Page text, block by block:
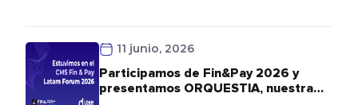
Transferencia (CCT), una iniciativa
impulsada por la Comunicación «A» 8406
del BCRA que establece una nueva
11 junio, 2026
Participamos de Fin&Pay 2026 y
presentamos ORQUESTIA, nuestra